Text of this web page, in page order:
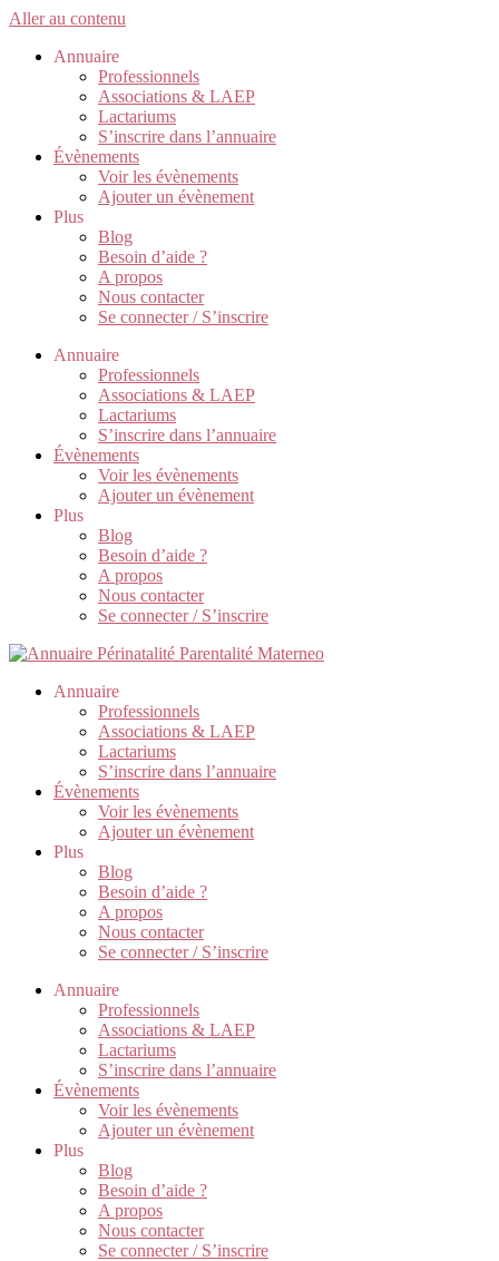
Aller au contenu
Annuaire
Professionnels
Associations & LAEP
Lactariums
S’inscrire dans l’annuaire
Évènements
Voir les évènements
Ajouter un évènement
Plus
Blog
Besoin d’aide ?
A propos
Nous contacter
Se connecter / S’inscrire
Annuaire
Professionnels
Associations & LAEP
Lactariums
S’inscrire dans l’annuaire
Évènements
Voir les évènements
Ajouter un évènement
Plus
Blog
Besoin d’aide ?
A propos
Nous contacter
Se connecter / S’inscrire
Annuaire
Professionnels
Associations & LAEP
Lactariums
S’inscrire dans l’annuaire
Évènements
Voir les évènements
Ajouter un évènement
Plus
Blog
Besoin d’aide ?
A propos
Nous contacter
Se connecter / S’inscrire
Annuaire
Professionnels
Associations & LAEP
Lactariums
S’inscrire dans l’annuaire
Évènements
Voir les évènements
Ajouter un évènement
Plus
Blog
Besoin d’aide ?
A propos
Nous contacter
Se connecter / S’inscrire